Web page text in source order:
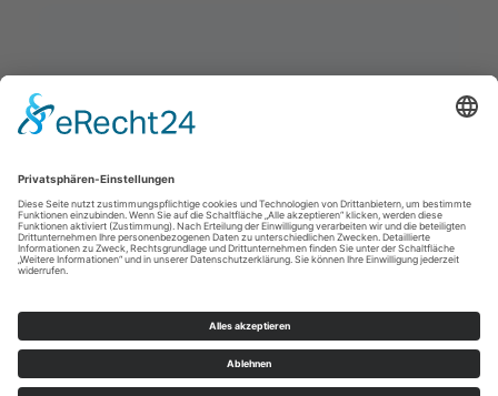
Karte in Google Maps öffnen